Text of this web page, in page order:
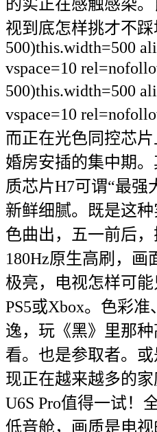
的实正在感触感染
视到底怎样挑才不踩
500)this.width=500
vspace=10
500)this.width=500
vspace=10
而正在光色同控芯片
婚房安插的集中期
质芯片H7可谓“最强
新鲜细腻。既是这
色曲出，五一前后
180Hz原生高刷，画
极亮，电视怎样可
PS5或Xbox。色彩
逸，玩《黑》里那
看。也是参取者。
现正在越来越多的
U6S Pro值得一试！
低音舱，画质是电